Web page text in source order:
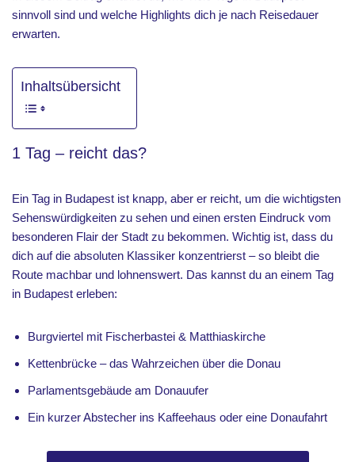
sinnvoll sind und welche Highlights dich je nach Reisedauer
erwarten.
Inhaltsübersicht
1 Tag – reicht das?
Ein Tag in Budapest ist knapp, aber er reicht, um die wichtigsten
Sehenswürdigkeiten zu sehen und einen ersten Eindruck vom
besonderen Flair der Stadt zu bekommen. Wichtig ist, dass du
dich auf die absoluten Klassiker konzentrierst – so bleibt die
Route machbar und lohnenswert. Das kannst du an einem Tag
in Budapest erleben:
Burgviertel mit Fischerbastei & Matthiaskirche
Kettenbrücke – das Wahrzeichen über die Donau
Parlamentsgebäude am Donauufer
Ein kurzer Abstecher ins Kaffeehaus oder eine Donaufahrt